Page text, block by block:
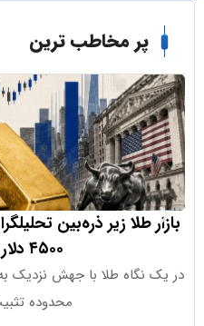
پر مخاطب ترین
طلا زیر ذره‌بین تحلیلگران؛ آیا
محدوده تثبیت اخیر